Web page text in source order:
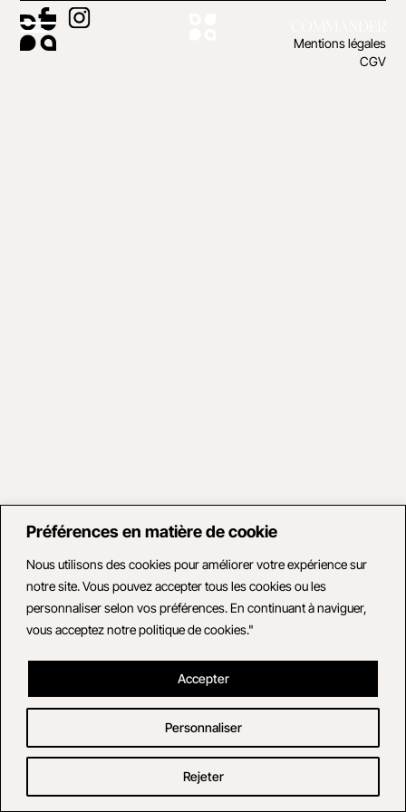
Préférences en matière de cookie
Nous utilisons des cookies pour améliorer votre expérience sur
notre site. Vous pouvez accepter tous les cookies ou les
personnaliser selon vos préférences. En continuant à naviguer,
vous acceptez notre politique de cookies."
Personnaliser
Rejeter
Accepter
Mentions légales
CGV